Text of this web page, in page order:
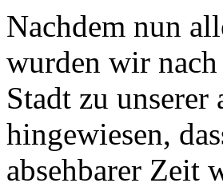
Nachdem nun
wurden wir
Stadt zu
hingewiesen,
absehbarer Zeit